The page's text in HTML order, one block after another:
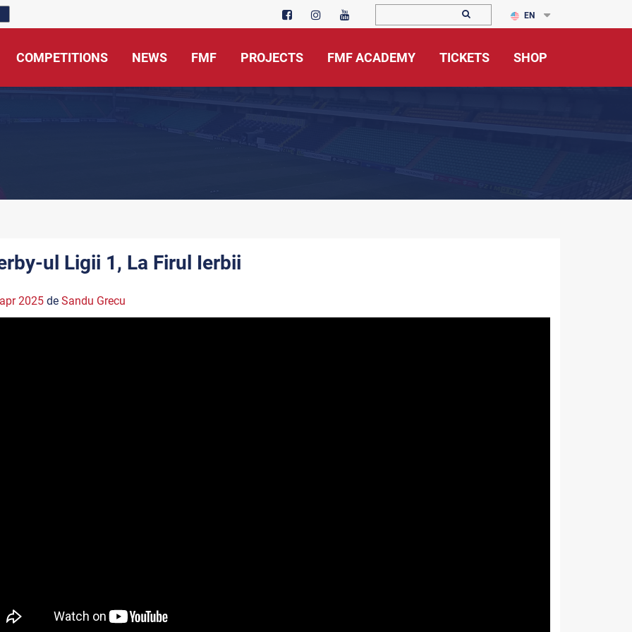
EN
COMPETITIONS NEWS FMF PROJECTS FMF ACADEMY TICKETS SHOP
ul Ligii 1, La Firul Ierbii
2025de Sandu Grecu